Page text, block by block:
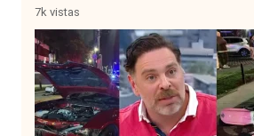
7k vistas